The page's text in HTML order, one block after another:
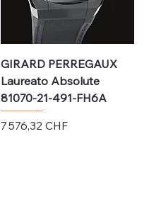
GIRARD PERREGAUX
Laureato Absolute
81070-21-491-FH6A
Prix
7 576,32 CHF